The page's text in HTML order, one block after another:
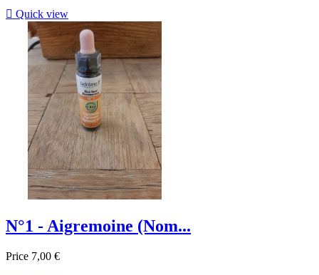
 Quick view
N°1 - Aigremoine (Nom...
Price 7,00 €